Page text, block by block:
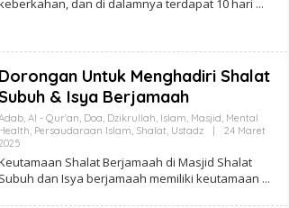
dan di dalamnya terdapat 10 hari
Dorongan Untuk Menghadiri Shalat
Subuh & Isya Berjamaah
, Al - Qur'an, Doa, Dzikrullah, Islam, Masjid, Mental
Health, Persaudaraan Islam, Shalat, Ustadz
24 Maret
Oleh
Soeharyo Shalat Berjamaah di Masjid Shalat
Subuh dan Isya berjamaah memiliki keutamaan